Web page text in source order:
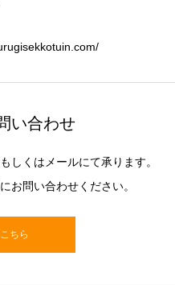
い合わせ
しくはメールにて承ります。
お問い合わせください。
ちら